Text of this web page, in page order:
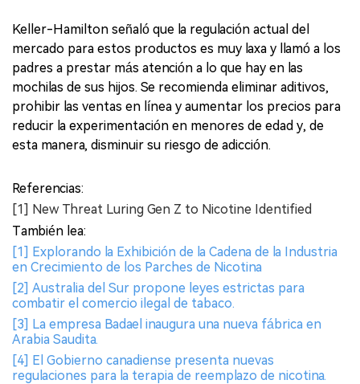
Keller-Hamilton señaló que la regulación actual del
mercado para estos productos es muy laxa y llamó a los
padres a prestar más atención a lo que hay en las
mochilas de sus hijos. Se recomienda eliminar aditivos,
prohibir las ventas en línea y aumentar los precios para
reducir la experimentación en menores de edad y, de
esta manera, disminuir su riesgo de adicción.
Referencias:
[1] New Threat Luring Gen Z to Nicotine Identified
También lea:
[1] Explorando la Exhibición de la Cadena de la Industria
en Crecimiento de los Parches de Nicotina
[2] Australia del Sur propone leyes estrictas para
combatir el comercio ilegal de tabaco.
[3] La empresa Badael inaugura una nueva fábrica en
Arabia Saudita.
[4] El Gobierno canadiense presenta nuevas
regulaciones para la terapia de reemplazo de nicotina.